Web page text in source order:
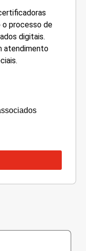
processo de
digitais.
atendimento